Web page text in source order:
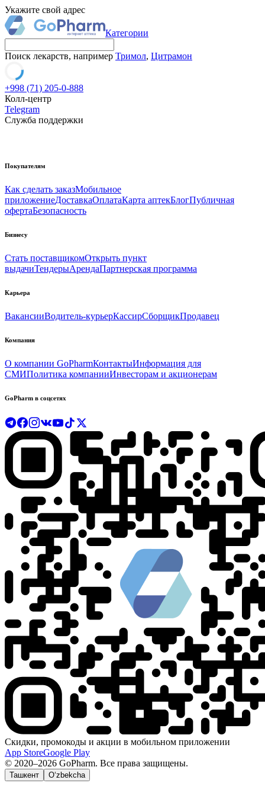
Укажите свой адрес
Категории
Поиск лекарств, например Тримол, Цитрамон
+998 (71) 205-0-888
Колл-центр
Telegram
Служба поддержки
Покупателям
Как сделать заказМобильное
приложениеДоставкаОплатаКарта аптекБлогПубличная
офертаБезопасность
Бизнесу
Стать поставщикомОткрыть пункт
выдачиТендерыАрендаПартнерская программа
Карьера
ВакансииВодитель-курьерКассирСборщикПродавец
Компания
О компании GoPharmКонтактыИнформация для
СМИПолитика компанииИнвесторам и акционерам
GoPharm в соцсетях
Скидки, промокоды и акции в мобильном приложении
App StoreGoogle Play
© 2020–2026 GoPharm. Все права защищены.
Ташкент O‘zbekcha